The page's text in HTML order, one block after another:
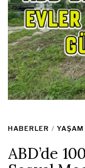
HABERLER / YAŞAM
ABD’de